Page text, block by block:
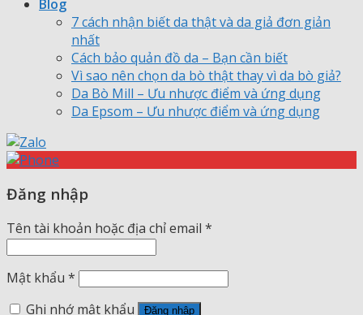
Blog
7 cách nhận biết da thật và da giả đơn giản
nhất
Cách bảo quản đồ da – Bạn cần biết
Vì sao nên chọn da bò thật thay vì da bò giả?
Da Bò Mill – Ưu nhược điểm và ứng dụng
Da Epsom – Ưu nhược điểm và ứng dụng
Đăng nhập
Tên tài khoản hoặc địa chỉ email *
Mật khẩu *
Ghi nhớ mật khẩu
Đăng nhập